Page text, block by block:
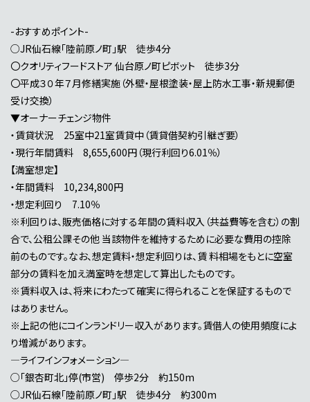
-おすすめポイント-
○JR仙石線「陸前原ノ町」駅 徒歩4分
〇クオリティフードストア 仙台原ノ町ピボット 徒歩3分
〇平成３０年７月修繕実施（外壁・屋根塗装・屋上防水工事・新規郵便
受け交換）
▼オーナーチェンジ物件
・賃貸状況 25室中21室賃貸中（賃貸借契約引継ぎ要）
・現行年間賃料 8,655,600円（現行利回り6.01％）
【満室想定】
・年間賃料 10,234,800円
・想定利回り 7.10％
※利回りは、販売価格に対する年間の賃料収入（共益費等を含む）の割
合で、公租公課その他 当該物件を維持するために必要な費用の控除
前のものです。なお、想定賃料・想定利回りは、賃 料相場をもとに空室
部分の賃料を加え満室時を想定して算出したものです。
※賃料収入は、将来にわたって確実に得られることを保証するもので
はありません。
※上記の他にコインランドリー収入があります。賃借人の使用頻度によ
り増減があります。
―ライフインフォメーション―
○「銀杏町北」停(市営) 停歩2分 約150m
○JR仙石線「陸前原ノ町」駅 徒歩4分 約300m